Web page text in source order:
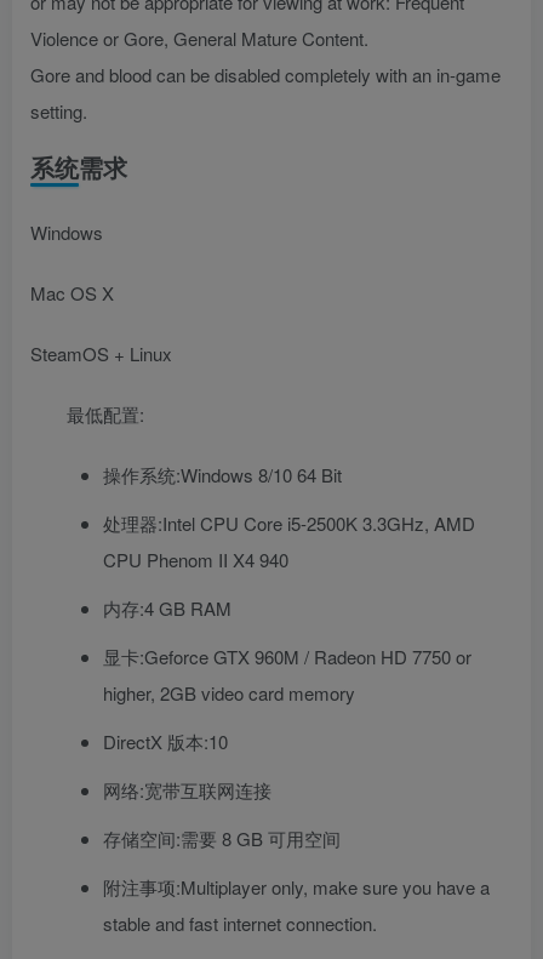
Violence or Gore, General Mature Content.
Gore and blood can be disabled completely with an in-game
setting.
系统需求
Windows
Mac OS X
SteamOS + Linux
最低配置:
操作系统:Windows 8/10 64 Bit
处理器:Intel CPU Core i5-2500K 3.3GHz, AMD
CPU Phenom II X4 940
内存:4 GB RAM
显卡:Geforce GTX 960M / Radeon HD 7750 or
higher, 2GB video card memory
DirectX 版本:10
网络:宽带互联网连接
存储空间:需要 8 GB 可用空间
附注事项:Multiplayer only, make sure you have a
stable and fast internet connection.